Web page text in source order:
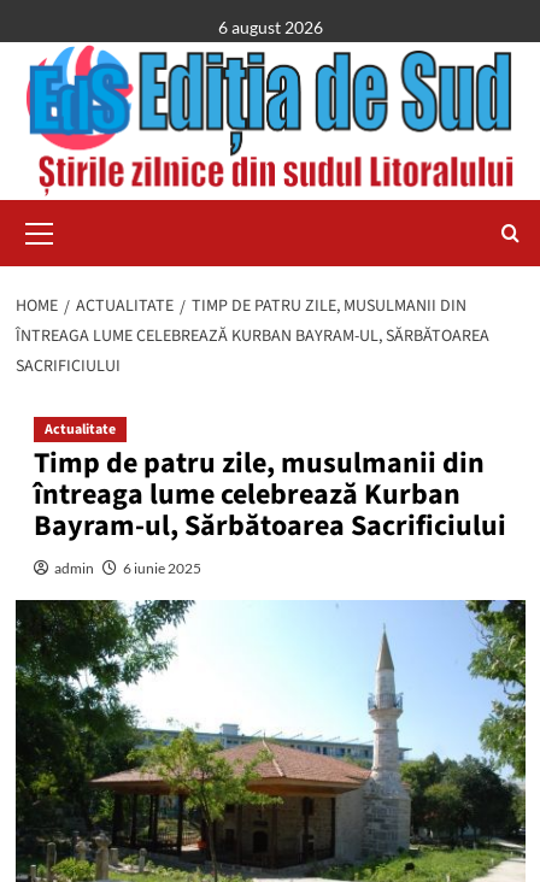
to
content
6 august 2026
Menu
HOME ACTUALITATE
TIMP DE PATRU ZILE, MUSULMANII DIN
ÎNTREAGA LUME CELEBREAZĂ KURBAN BAYRAM-UL, SĂRBĂTOAREA
SACRIFICIULUI
Actualitate
Timp de patru zile, musulmanii din
întreaga lume celebrează Kurban
Bayram-ul, Sărbătoarea Sacrificiului
admin 6 iunie 2025